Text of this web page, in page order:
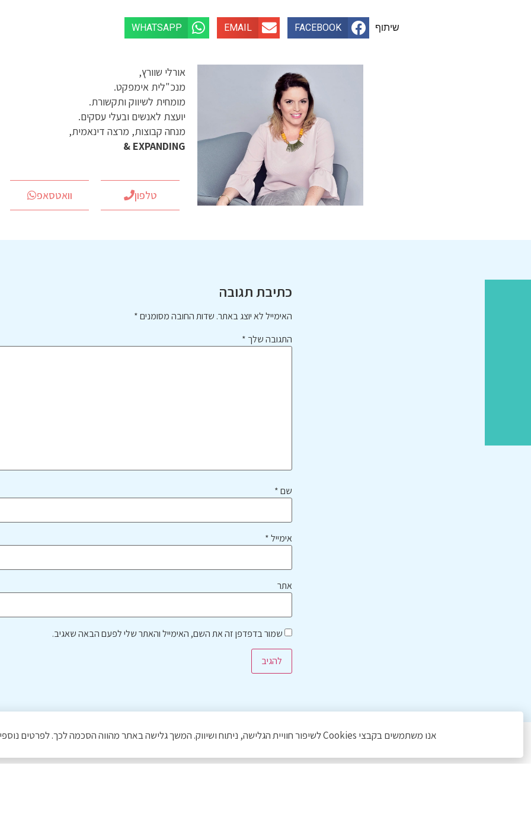
שיתוף FACEBOOK
EMAIL
WHATSAPP
אורלי שוורץ,
מנכ"לית אימפקט.
מומחית לשיווק ותקשורת.
יועצת לאנשים ובעלי עסקים.
מנחה קבוצות, מרצה דינאמית,
EXPANDING &
טלפון וואטסאפ
כתיבת תגובה
האימייל לא יוצג באתר. שדות החובה מסומנים*
התגובה שלך *
שם*
אימייל*
אתר
שמור בדפדפן זה את השם, האימייל והאתר שלי לפעם הבאה שאגיב.
אנו משתמשים בקבצי Cookies לשיפור חוויית הגלישה, ניתוח ושיווק. המשך גלישה באתר מהווה הסכמה לכך. לפרטים נוספים ראו את